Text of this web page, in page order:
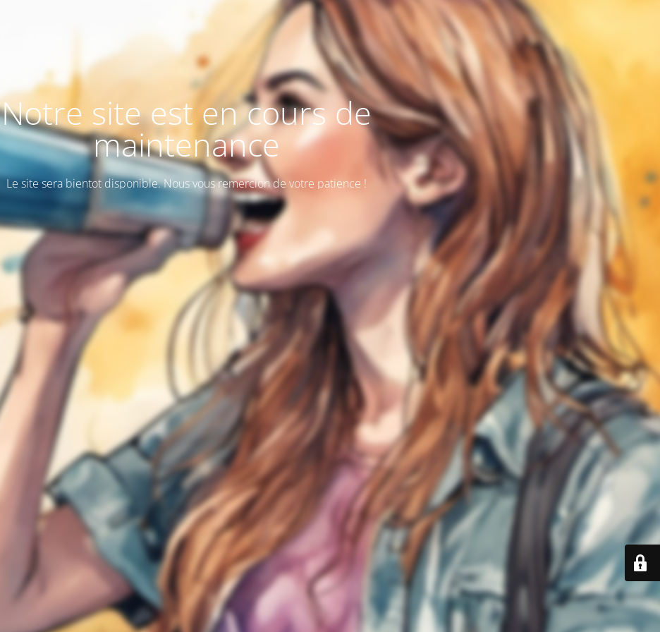
Notre site est en cours de
maintenance
Le site sera bientot disponible. Nous vous remercion de votre patience !